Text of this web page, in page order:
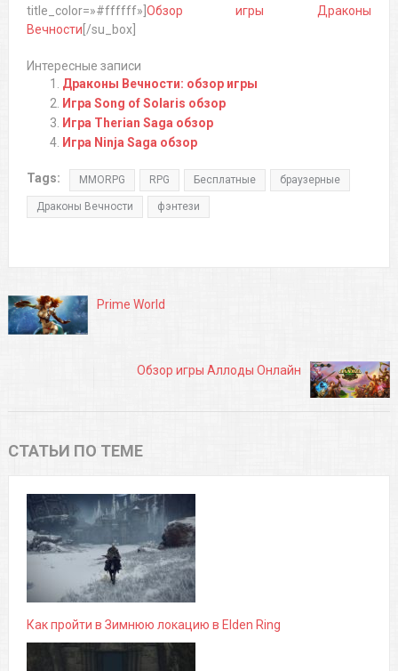
title_color=»#ffffff»] Обзор игры Драконы
Вечности [/su_box]
Интересные записи
Драконы Вечности: обзор игры
Игра Song of Solaris обзор
Игра Therian Saga обзор
Игра Ninja Saga обзор
Tags: MMORPG RPG Бесплатные браузерные
Драконы Вечности фэнтези
Prime World
Обзор игры Аллоды Онлайн
СТАТЬИ ПО ТЕМЕ
Как пройти в Зимнюю локацию в Elden Ring